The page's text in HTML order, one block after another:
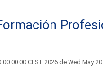
CEST 2026 de Wed May